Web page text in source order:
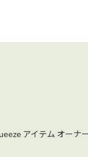
アイテム オーナ